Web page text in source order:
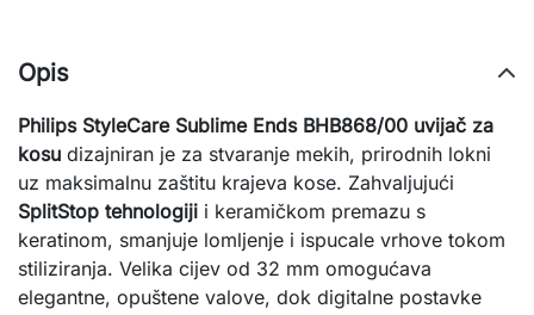
Opis
Philips StyleCare Sublime Ends BHB868/00 uvijač za
kosu dizajniran je za stvaranje mekih, prirodnih lokni
uz maksimalnu zaštitu krajeva kose. Zahvaljujući
SplitStop tehnologiji i keramičkom premazu s
keratinom, smanjuje lomljenje i ispucale vrhove tokom
stiliziranja. Velika cijev od 32 mm omogućava
elegantne, opuštene valove, dok digitalne postavke